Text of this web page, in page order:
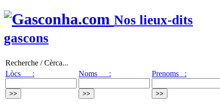
Nos lieux-dits
gascons
Recherche / Cèrca...
Lòcs :
Noms : Prenoms :